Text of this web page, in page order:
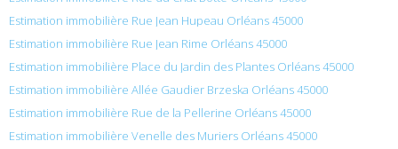
Estimation immobilière Rue Jean Hupeau Orléans 45000
Estimation immobilière Rue Jean Rime Orléans 45000
Estimation immobilière Place du Jardin des Plantes Orléans 45000
Estimation immobilière Allée Gaudier Brzeska Orléans 45000
Estimation immobilière Rue de la Pellerine Orléans 45000
Estimation immobilière Venelle des Muriers Orléans 45000